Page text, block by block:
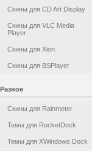
Скины для CD Art Display
Скины для VLC Media
Player
Скины для Xion
Скины для BSPlayer
Разное
Скины для Rainmeter
Темы для RocketDock
Темы для XWindows Dock